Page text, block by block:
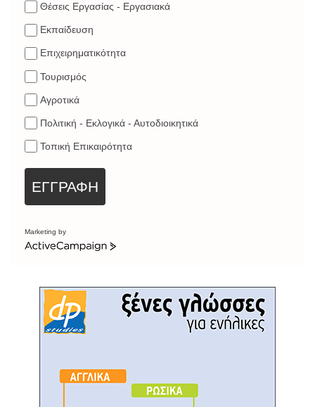
Θέσεις Εργασίας - Εργασιακά
Εκπαίδευση
Επιχειρηματικότητα
Τουρισμός
Αγροτικά
Πολιτική - Εκλογικά - Αυτοδιοικητικά
Τοπική Επικαιρότητα
ΕΓΓΡΑΦΗ
Marketing by